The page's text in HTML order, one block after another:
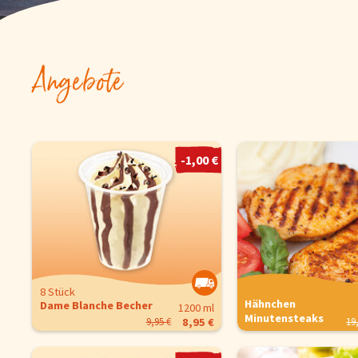
Über uns
Qualität
Presse & News
Angebote
-1,00 €
8 Stück
Dame Blanche Becher
1200 ml
8,95 €
9,95 €
Hähnchen
Minutensteaks